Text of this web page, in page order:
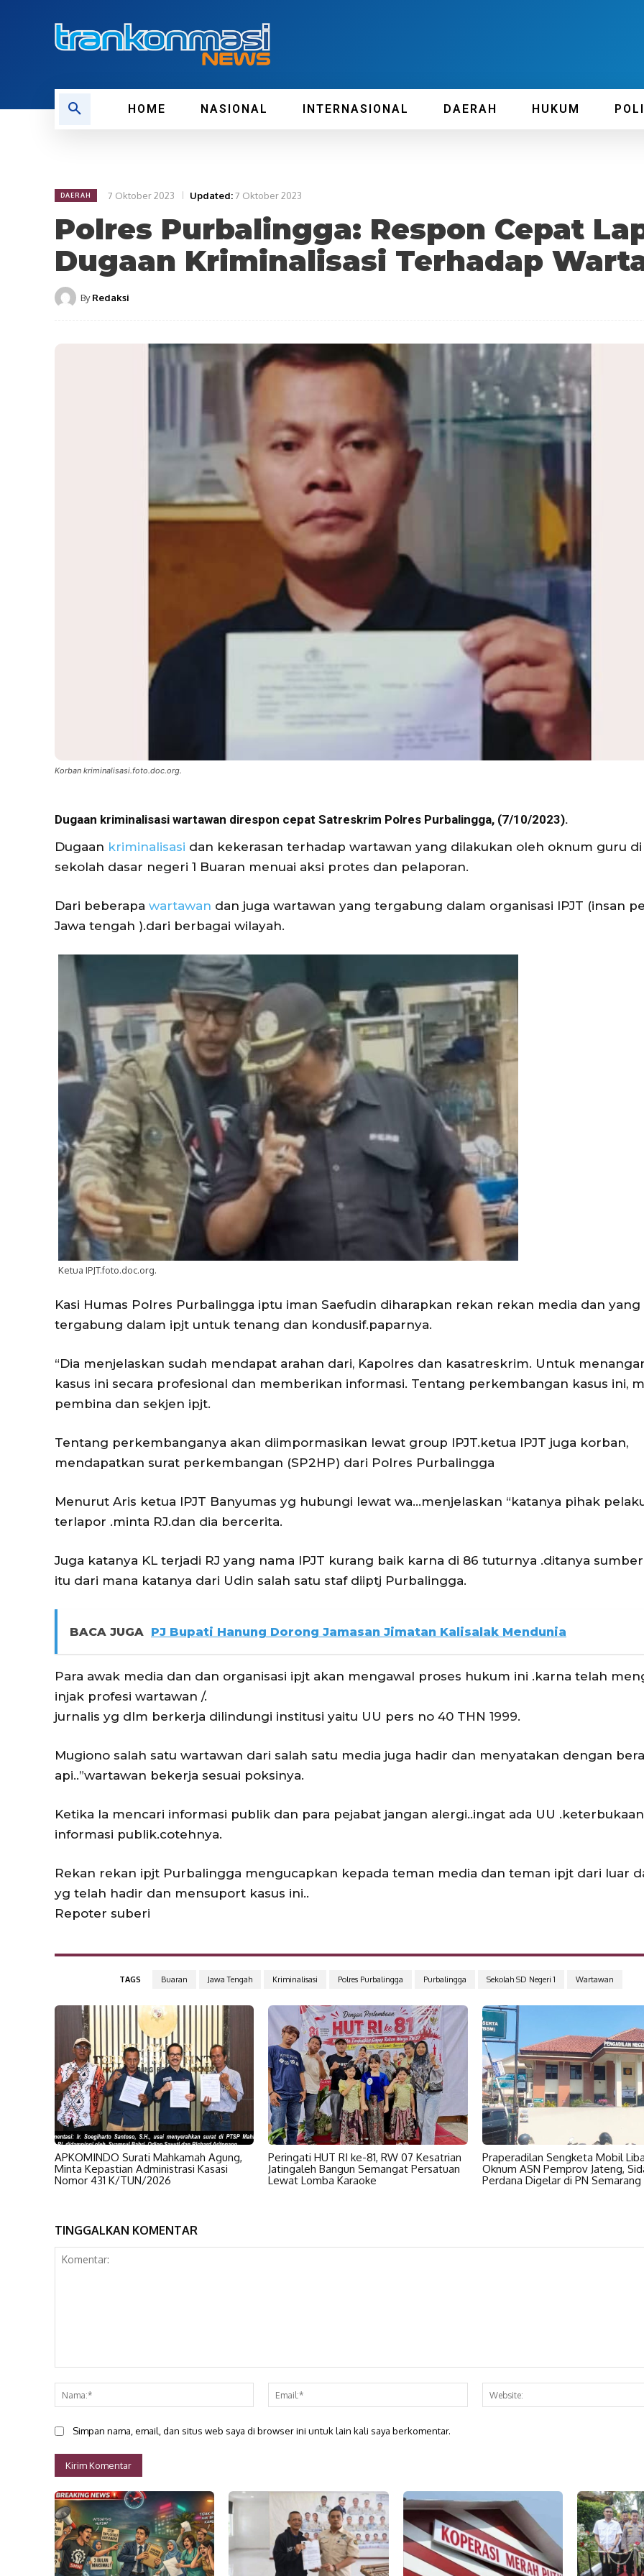
HOME NASIONAL INTERNASIONAL DAERAH HUKUM
DAERAH 7 Oktober 2023 Updated:7 Oktober 2023
Polres Purbalingga: Respon Cepat
Dugaan Kriminalisasi Terhadap
By Redaksi
Korban kriminalisasi.foto.doc.org.
Dugaan kriminalisasi wartawan direspon cepat Satreskrim Polres Purbalingga, (7/10/2023).
Dugaan kriminalisasi dan kekerasan terhadap wartawan yang dilakukan oleh oknum guru di
sekolah dasar negeri 1 Buaran menuai aksi protes dan pelaporan.
Dari beberapa wartawan dan juga wartawan yang tergabung dalam organisasi IPJT (insan
Jawa tengah ).dari berbagai wilayah.
Ketua IPJT.foto.doc.org.
Kasi Humas Polres Purbalingga iptu iman Saefudin diharapkan rekan rekan media dan yang
tergabung dalam ipjt untuk tenang dan kondusif.paparnya.
“Dia menjelaskan sudah mendapat arahan dari, Kapolres dan kasatreskrim. Untuk
kasus ini secara profesional dan memberikan informasi. Tentang perkembangan kasus ini,
pembina dan sekjen ipjt.
Tentang perkembanganya akan diimpormasikan lewat group IPJT.ketua IPJT juga korban,
mendapatkan surat perkembangan (SP2HP) dari Polres Purbalingga
Menurut Aris ketua IPJT Banyumas yg hubungi lewat wa…menjelaskan “katanya pihak
terlapor .minta RJ.dan dia bercerita.
Juga katanya KL terjadi RJ yang nama IPJT kurang baik karna di 86 tuturnya .ditanya
itu dari mana katanya dari Udin salah satu staf diiptj Purbalingga.
BACA JUGA PJ Bupati Hanung Dorong Jamasan Jimatan Kalisalak Mendunia
Para awak media dan dan organisasi ipjt akan mengawal proses hukum ini .karna telah
injak profesi wartawan /.
jurnalis yg dlm berkerja dilindungi institusi yaitu UU pers no 40 THN 1999.
Mugiono salah satu wartawan dari salah satu media juga hadir dan menyatakan dengan
api..”wartawan bekerja sesuai poksinya.
Ketika Ia mencari informasi publik dan para pejabat jangan alergi..ingat ada UU .keterbukaan
informasi publik.cotehnya.
Rekan rekan ipjt Purbalingga mengucapkan kepada teman media dan teman ipjt dari luar
yg telah hadir dan mensuport kasus ini..
Repoter suberi
TAGS Buaran Jawa Tengah Kriminalisasi Polres Purbalingga Purbalingga Sekolah SD Negeri 1 Wartawan
APKOMINDO Surati Mahkamah Agung,
Minta Kepastian Administrasi Kasasi
Nomor 431 K/TUN/2026
Peringati HUT RI ke-81, RW 07 Kesatrian
Jatingaleh Bangun Semangat Persatuan
Lewat Lomba Karaoke
Praperadilan Sengketa Mobil
Oknum ASN Pemprov Jateng,
Perdana Digelar di PN Semarang
TINGGALKAN KOMENTAR
Nama:*
Email:*
Simpan nama, email, dan situs web saya di browser ini untuk lain kali saya berkomentar.